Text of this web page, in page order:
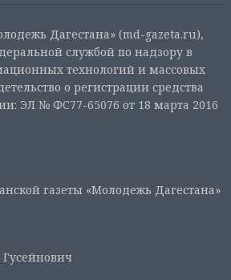
Дагестана» (md-gazeta.ru),
службой по надзору в
технологий и массовых
о регистрации средства
ЭЛ № ФС77-65076 от 18 марта 2016
газеты «Молодежь Дагестана»